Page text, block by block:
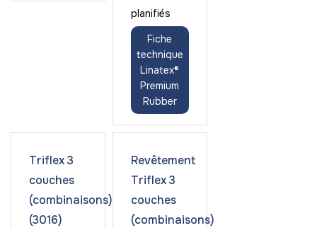
planifiés
Fiche
technique
Linatex®
Premium
Rubber
Triflex 3
couches
(combinaisons)
(3016)
Revêtement
Triflex 3
couches
(combinaisons)